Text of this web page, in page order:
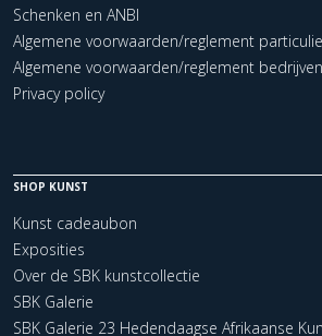
Schenken en ANBI
Algemene voorwaarden/reglement
Algemene voorwaarden/reglement bedrijven
Privacy policy
SHOP KUNST
Kunst cadeaubon
Exposities
Over de SBK kunstcollectie
SBK Galerie
SBK Galerie 23 Hedendaagse Afrikaanse